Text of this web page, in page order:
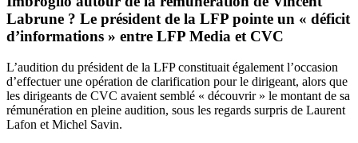
Labrune ? Le président de la LFP pointe un « déficit
d’informations » entre LFP Media et CVC
L’audition du président de la LFP constituait également l’occasion
d’effectuer une opération de clarification pour le dirigeant, alors que
les dirigeants de CVC avaient semblé « découvrir » le montant de sa
rémunération en pleine audition, sous les regards surpris de Laurent
Lafon et Michel Savin.